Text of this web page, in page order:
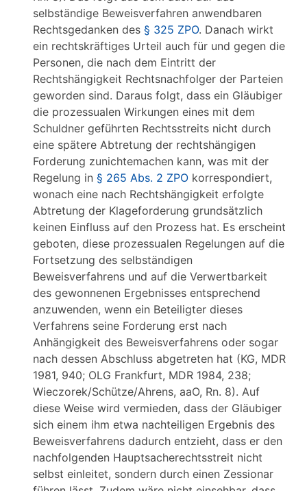
selbständige Beweisverfahren anwendbaren
Rechtsgedanken des § 325 ZPO. Danach wirkt
ein rechtskräftiges Urteil auch für und gegen die
Personen, die nach dem Eintritt der
Rechtshängigkeit Rechtsnachfolger der Parteien
geworden sind. Daraus folgt, dass ein Gläubiger
die prozessualen Wirkungen eines mit dem
Schuldner geführten Rechtsstreits nicht durch
eine spätere Abtretung der rechtshängigen
Forderung zunichtemachen kann, was mit der
Regelung in § 265 Abs. 2 ZPO korrespondiert,
wonach eine nach Rechtshängigkeit erfolgte
Abtretung der Klageforderung grundsätzlich
keinen Einfluss auf den Prozess hat. Es erscheint
geboten, diese prozessualen Regelungen auf die
Fortsetzung des selbständigen
Beweisverfahrens und auf die Verwertbarkeit
des gewonnenen Ergebnisses entsprechend
anzuwenden, wenn ein Beteiligter dieses
Verfahrens seine Forderung erst nach
Anhängigkeit des Beweisverfahrens oder sogar
nach dessen Abschluss abgetreten hat (KG, MDR
1981, 940; OLG Frankfurt, MDR 1984, 238;
Wieczorek/Schütze/Ahrens, aaO, Rn. 8). Auf
diese Weise wird vermieden, dass der Gläubiger
sich einem ihm etwa nachteiligen Ergebnis des
Beweisverfahrens dadurch entzieht, dass er den
nachfolgenden Hauptsacherechtsstreit nicht
selbst einleitet, sondern durch einen Zessionar